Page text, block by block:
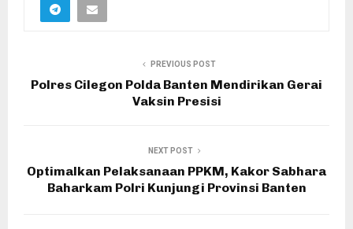
PREVIOUS POST
Polres Cilegon Polda Banten Mendirikan Gerai
Vaksin Presisi
NEXT POST
Optimalkan Pelaksanaan PPKM, Kakor Sabhara
Baharkam Polri Kunjungi Provinsi Banten